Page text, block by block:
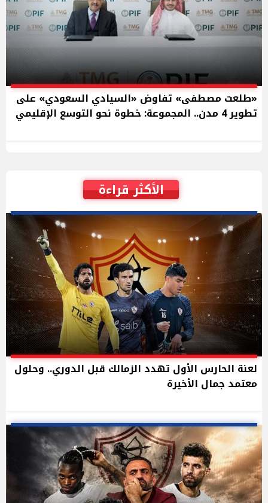
«طلعت مصطفى» تفاوض «السيادي السعودي» على
تطوير 4 مدن.. المجموعة: خطوة نحو التوسع الإقليمي
الأكثر قراءة
لعنة الحارس الأول تهدد الزمالك قبل الدوري.. وحلول
معتمد جمال الأخيرة